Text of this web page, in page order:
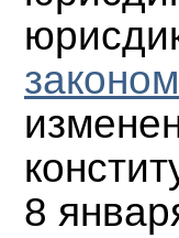
законом
8